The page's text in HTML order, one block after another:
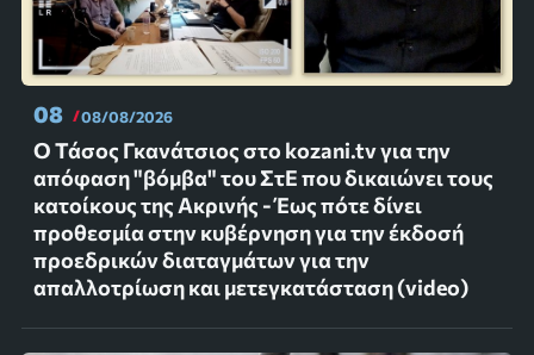
08 08/08/2026
Ο Τάσος Γκανάτσιος στο kozani.tv για την
απόφαση "βόμβα" του ΣτΕ που δικαιώνει τους
κατοίκους της Ακρινής - Έως πότε δίνει
προθεσμία στην κυβέρνηση για την έκδοσή
προεδρικών διαταγμάτων για την
απαλλοτρίωση και μετεγκατάσταση (video)